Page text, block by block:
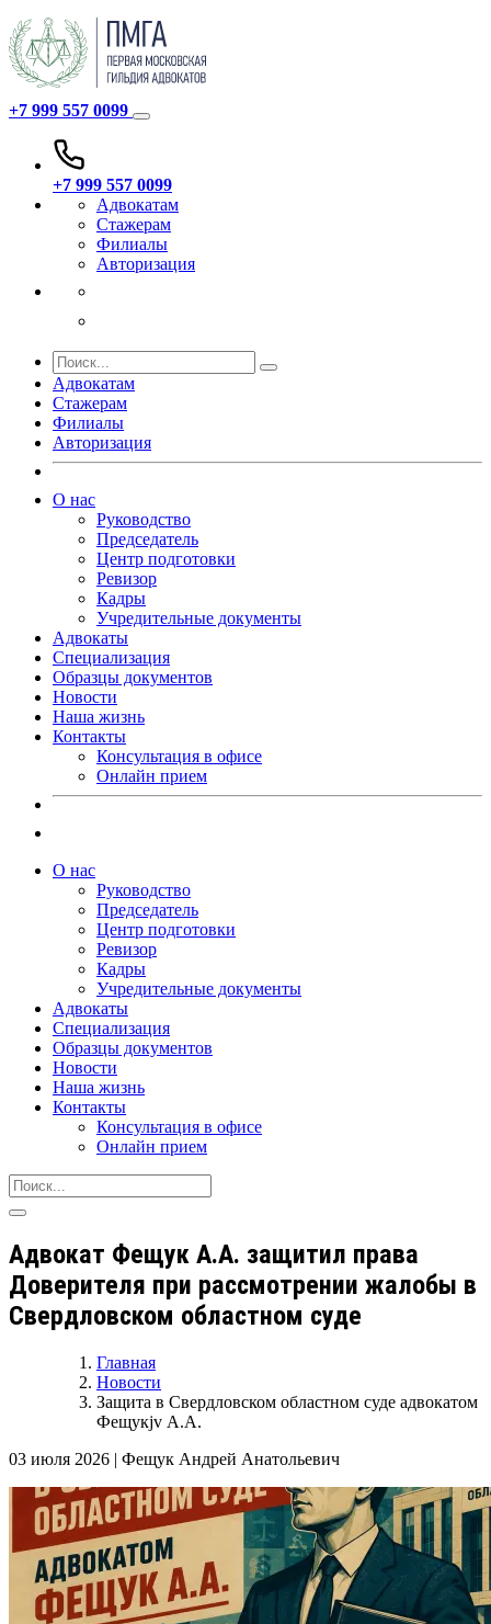
+7 999 557 0099
+7 999 557 0099
Адвокатам
Стажерам
Филиалы
Авторизация
Адвокатам
Стажерам
Филиалы
Авторизация
О нас
Руководство
Председатель
Центр подготовки
Ревизор
Кадры
Учредительные документы
Адвокаты
Специализация
Образцы документов
Новости
Наша жизнь
Контакты
Консультация в офисе
Онлайн прием
О нас
Руководство
Председатель
Центр подготовки
Ревизор
Кадры
Учредительные документы
Адвокаты
Специализация
Образцы документов
Новости
Наша жизнь
Контакты
Консультация в офисе
Онлайн прием
Адвокат Фещук А.А. защитил права
Доверителя при рассмотрении жалобы в
Свердловском областном суде
Главная
Новости
Защита в Свердловском областном суде адвокатом
Фещукjv А.А.
03 июля 2026 | Фещук Андрей Анатольевич